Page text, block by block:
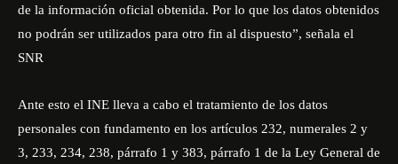
de la información oficial obtenida. Por lo que los datos obtenidos
no podrán ser utilizados para otro fin al dispuesto”, señala el
SNR
Ante esto el INE lleva a cabo el tratamiento de los datos
personales con fundamento en los artículos 232, numerales 2 y
3, 233, 234, 238, párrafo 1 y 383, párrafo 1 de la Ley General de